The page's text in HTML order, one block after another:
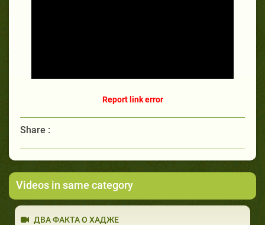
Report link error
Share :
Videos in same category
ДВА ФАКТА О ХАДЖЕ